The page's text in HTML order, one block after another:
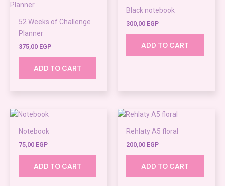
52 Weeks of Challenge
Planner
375,00 EGP
ADD TO CART
Black notebook
300,00 EGP
ADD TO CART
Notebook
75,00 EGP
ADD TO CART
Rehlaty A5 floral
200,00 EGP
ADD TO CART